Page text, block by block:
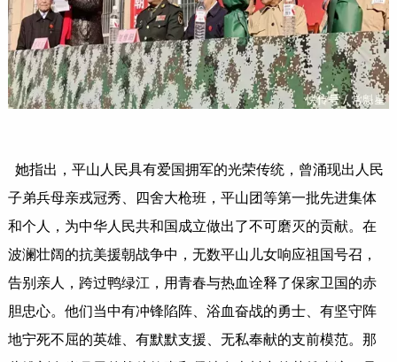
她指出，平山人民具有爱国拥军的光荣传统，曾涌现出人民
子弟兵母亲戎冠秀、四舍大枪班，平山团等第一批先进集体
和个人，为中华人民共和国成立做出了不可磨灭的贡献。在
波澜壮阔的抗美援朝战争中，无数平山儿女响应祖国号召，
告别亲人，跨过鸭绿江，用青春与热血诠释了保家卫国的赤
胆忠心。他们当中有冲锋陷阵、浴血奋战的勇士、有坚守阵
地宁死不屈的英雄、有默默支援、无私奉献的支前模范。那